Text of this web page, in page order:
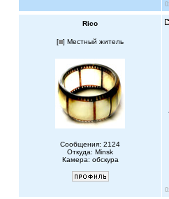
Rico
[ ] Местный житель
Сообщения: 2124
Откуда: Minsk
Камера: обскура